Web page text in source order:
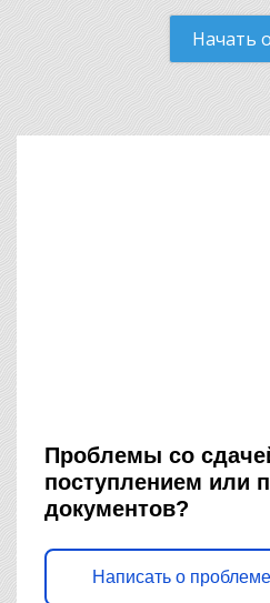
Начать
Проблемы со
поступлением или
документов?
Написать о проблеме